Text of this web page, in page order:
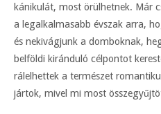
kánikulát, most örülhetnek. Már
a legalkalmasabb évszak arra,
és nekivágjunk a domboknak,
belföldi kiránduló célpontot
rálelhettek a természet
jártok, mivel mi most